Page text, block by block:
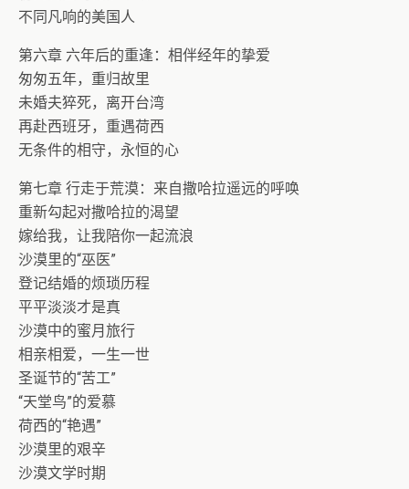
不同凡响的美国人
第六章 六年后的重逢：相伴经年的挚爱
匆匆五年，重归故里
未婚夫猝死，离开台湾
再赴西班牙，重遇荷西
无条件的相守，永恒的心
第七章 行走于荒漠：来自撒哈拉遥远的呼唤
重新勾起对撒哈拉的渴望
嫁给我，让我陪你一起流浪
沙漠里的“巫医”
登记结婚的烦琐历程
平平淡淡才是真
沙漠中的蜜月旅行
相亲相爱，一生一世
圣诞节的“苦工”
“天堂鸟”的爱慕
荷西的“艳遇”
沙漠里的艰辛
沙漠文学时期